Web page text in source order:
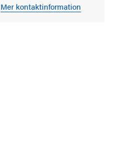
Mer kontaktinformation